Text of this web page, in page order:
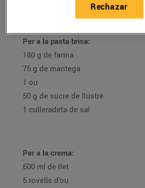
Per a la pasta brisa:
180 g de farina
75 g de mantega
1 ou
50 g de sucre de llustre
1 culleradeta de sal
Per a la crema:
600 ml de llet
5 rovells d’ou
Rechazar